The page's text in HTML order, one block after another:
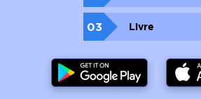
03 Livre